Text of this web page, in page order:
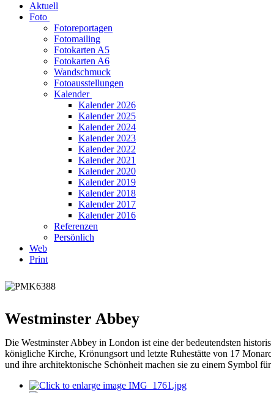
Aktuell
Foto
Fotoreportagen
Fotomailing
Fotokarten A5
Fotokarten A6
Wandschmuck
Fotoausstellungen
Kalender
Kalender 2026
Kalender 2025
Kalender 2024
Kalender 2023
Kalender 2022
Kalender 2021
Kalender 2020
Kalender 2019
Kalender 2018
Kalender 2017
Kalender 2016
Referenzen
Persönlich
Web
Print
Westminster Abbey
Die Westminster Abbey in London ist eine der bedeutendsten
königliche Kirche, Krönungsort und letzte Ruhestätte von 17
und ihre architektonische Schönheit machen sie zu einem Symbol